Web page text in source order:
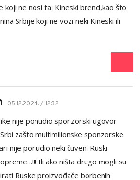
koji ne nosi taj Kineski brend,kao što
Srbije koji ne vozi neki Kineski ili
05.12.2024. / 12:32
nije ponudio sponzorski ugovor
zašto multimilionske sponzorske
nije ponudio neki čuveni Ruski
..!!! Ili ako ništa drugo mogli su
Ruske proizvođače borbenih